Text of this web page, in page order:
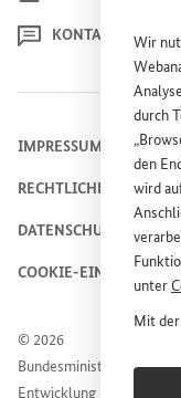
Wir
durch
„
den
wird
unter
Mit der
KONTAKT
© 2026
Bundesministerium für
Entwicklung
IMPRESSUM
RECHTLICHE HINWEISE
COOKIE-